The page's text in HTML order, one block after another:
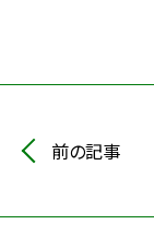
前の記事